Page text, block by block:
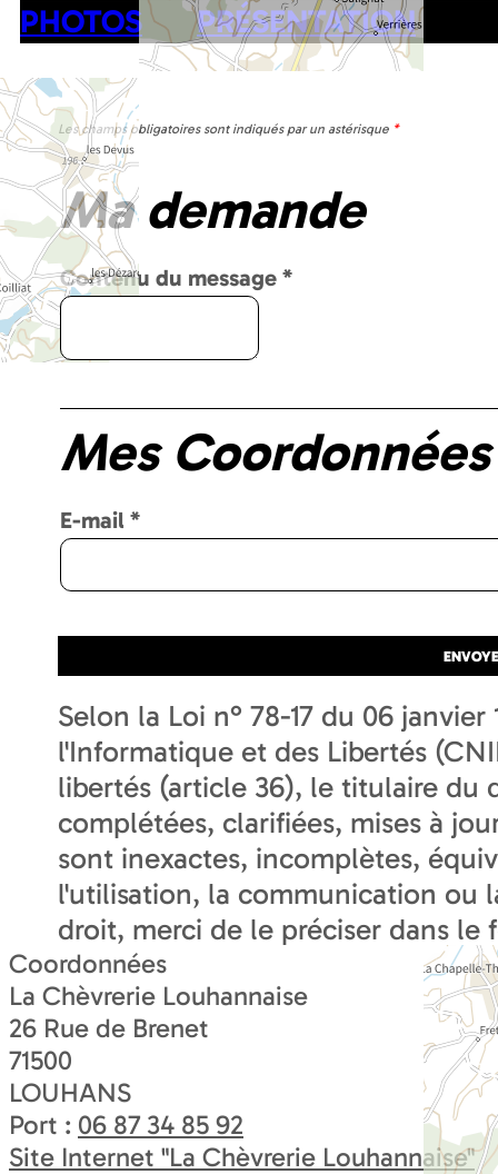
PHOTOS PRÉSENTATION
Les champs obligatoires sont indiqués par un astérisque *
Ma demande
Contenu du message *
Mes Coordonnées
E-mail *
Selon la Loi n° 78-17 du 06
l'Informatique et des Libertés
libertés (article 36), le titulaire du
complétées, clarifiées, mises à
sont inexactes, incomplètes,
l'utilisation, la communication ou
droit, merci de le préciser dans le
Coordonnées
La Chèvrerie Louhannaise
26 Rue de Brenet
71500
LOUHANS
Port : 06 87 34 85 92
Site Internet "La Chèvrerie Louhannaise"